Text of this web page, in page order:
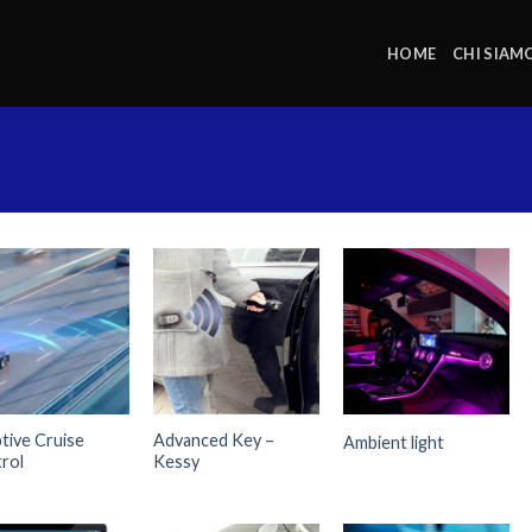
HOME CHI
Cruise
Advanced Key –
Kessy
Ambient light